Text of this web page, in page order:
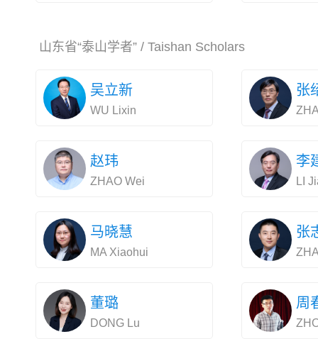
山东省“泰山学者” / Taishan Scholars
吴立新
WU Lixin
张
赵玮
ZHAO Wei
李
LI
马晓慧
MA Xiaohui
张
董璐
DONG Lu
周